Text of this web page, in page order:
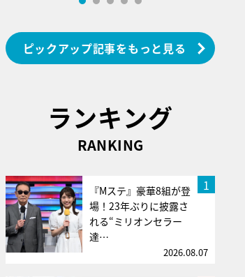
ピックアップ記事をもっと見る
ランキング
RANKING
1
『Mステ』豪華8組が登
場！23年ぶりに披露さ
れる“ミリオンセラー
達…
2026.08.07